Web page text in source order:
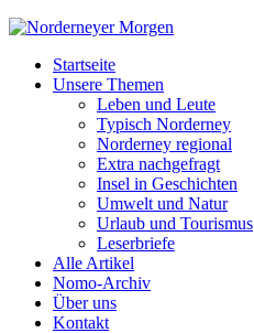
Startseite
Unsere Themen
Leben und Leute
Typisch Norderney
Norderney regional
Extra nachgefragt
Insel in Geschichten
Umwelt und Natur
Urlaub und Tourismus
Leserbriefe
Alle Artikel
Nomo-Archiv
Über uns
Kontakt